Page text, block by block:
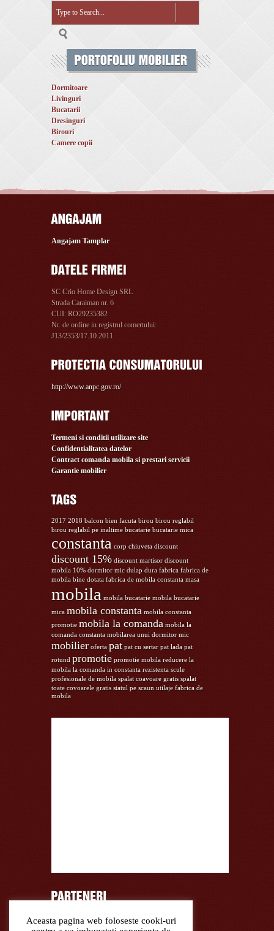
Dormitoare
Livinguri
Bucatarii
Dresinguri
Birouri
Camere copii
Angajam Tamplar
SC Crio Home Design SRL
Strada Caraiman nr. 6
CUI: RO29235382
Nr. de ordine in registrul comertului:
J13/2353/17.10.2011
http://www.anpc.gov.ro/
Termeni si conditii utilizare site
Confidentialitatea datelor
Contract comanda mobila si prestari servicii
Garantie mobilier
2017 2018 balcon bien facuta birou birou reglabil
birou reglabil pe inaltime bucatarie bucatarie mica
constanta corp chiuveta discount
discount 15% discount martisor discount
mobila 10% dormitor mic dulap dura fabrica fabrica de
mobila bine dotata fabrica de mobila constanta masa
mobila mobila bucatarie mobila bucatarie
mica mobila constanta mobila constanta
promotie mobila la comanda mobila la
comanda constanta mobilarea unui dormitor mic
mobilier oferta pat pat cu sertar pat lada pat
rotund promotie promotie mobila reducere la
mobila la comanda in constanta rezistenta scule
profesionale de mobila spalat coavoare gratis spalat
toate covoarele gratis statul pe scaun utilaje fabrica de
mobila
Curatare covoare lana, covoare matase
Aceasta pagina web foloseste cooki-uri